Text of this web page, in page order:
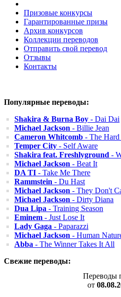
Призовые конкурсы
Гарантированные призы
Архив конкурсов
Коллекции переводов
Отправить свой перевод
Отзывы
Контакты
Популярные переводы:
Shakira & Burna Boy - Dai Dai
Michael Jackson - Billie Jean
Cameron Whitcomb - The Hard
Temper City - Self Aware
Shakira feat. Freshlyground -
Michael Jackson - Beat It
DA TI - Take Me There
Rammstein - Du Hast
Michael Jackson - They Don't
Michael Jackson - Dirty Diana
Dua Lipa - Training Season
Eminem - Just Lose It
Lady Gaga - Paparazzi
Michael Jackson - Human
Abba - The Winner Takes It All
Свежие переводы:
Переводы
от